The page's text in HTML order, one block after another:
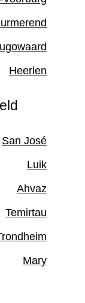
Heerlen
San José
Luik
Ahvaz
Temirtau
Mary